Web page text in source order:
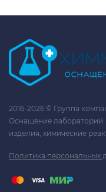
2016-2026 © Группа
Оснащение
изделия, химические
Политика персональных